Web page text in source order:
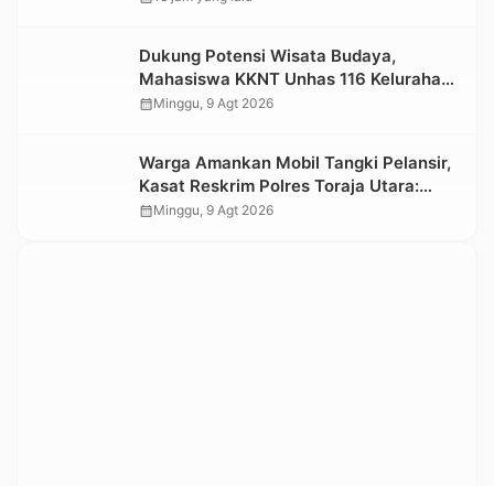
Dukung Potensi Wisata Budaya,
Mahasiswa KKNT Unhas 116 Kelurahan
Nonongan Utara Pasang Papan
calendar_monthMinggu, 9 Agt 2026
Warga Amankan Mobil Tangki Pelansir,
Kasat Reskrim Polres Toraja Utara:
Proses Hukum Berjalan Transparan
calendar_monthMinggu, 9 Agt 2026